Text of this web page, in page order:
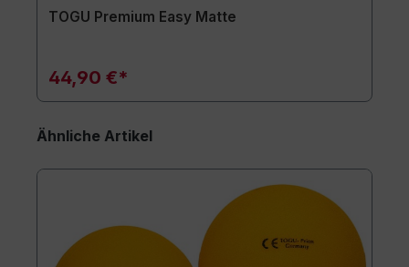
TOGU Premium Easy Matte
44,90 €*
Ähnliche Artikel